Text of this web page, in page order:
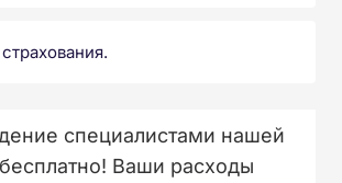
специалистами нашей
Ваши расходы